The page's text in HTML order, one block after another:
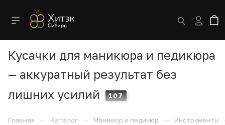
Кусачки для маникюра и педикюра
— аккуратный результат без
лишних усилий
107
Главная — Каталог — Маникюр и педикюр — Инструменты